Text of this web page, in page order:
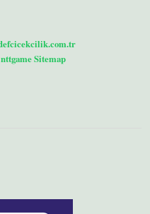
nttgameSitemap